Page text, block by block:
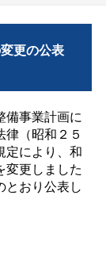
更の公表
事業計画に
（昭和２５
定により、和
変更しました
とおり公表し